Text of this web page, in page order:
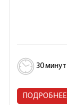
30 минут
ПОДРОБНЕЕ